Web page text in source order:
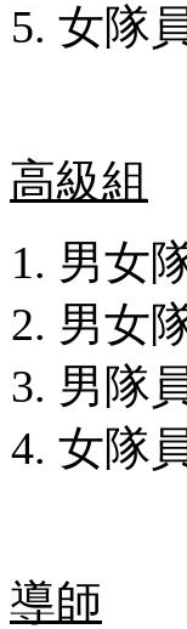
女隊
高級組
男
男
男
女
導師